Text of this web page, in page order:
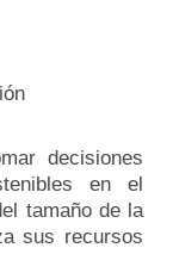
decisiones
en el
tamaño de la
sus recursos